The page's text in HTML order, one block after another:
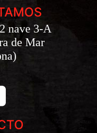
nave 3-A
de Mar